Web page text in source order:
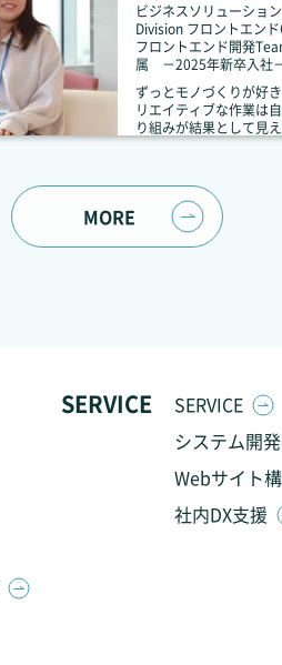
ビジネスソリューション
Division フロントエン
フロントエンド開発
属 －2025年新卒入社
ずっとモノづくりが好
リエイティブな作業は
り組みが結果として見
く、やりがいや達成感
MORE
SERVICE
SERVICE
システム開発
Webサイト
社内DX支援